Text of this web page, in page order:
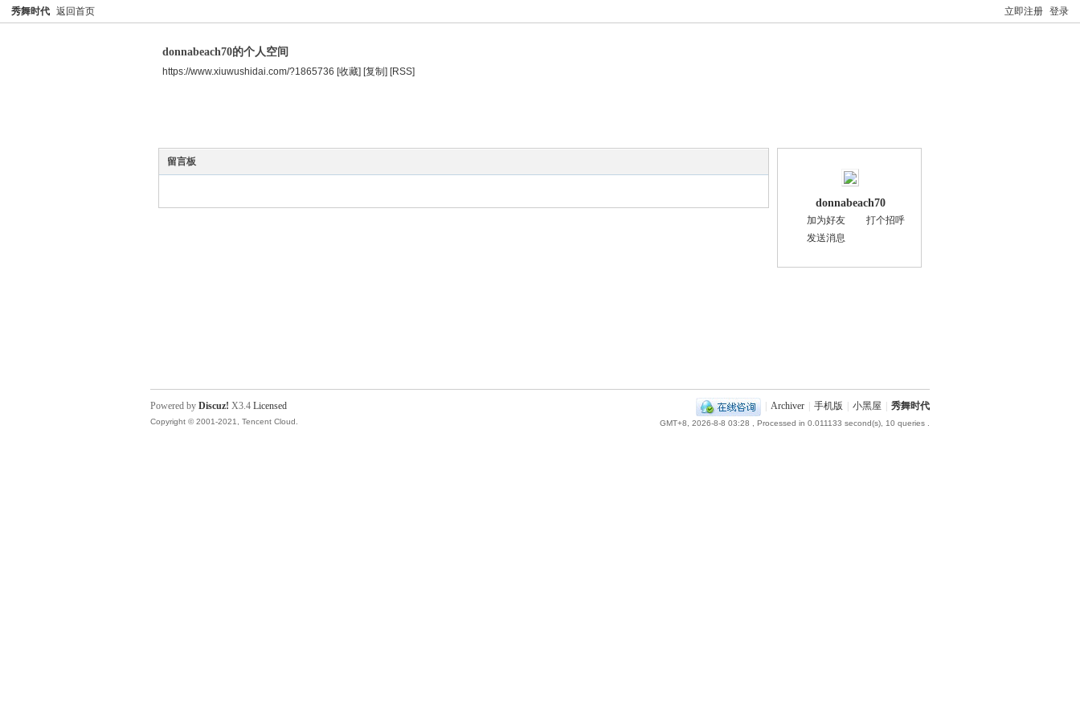
立即注册 登录
秀舞时代 返回首页
donnabeach70的个人空间
https://www.xiuwushidai.com/?1865736 [收藏] [复制] [RSS]
留言板
donnabeach70
加为好友
打个招呼
发送消息
Archiver 手机版 小黑屋 秀舞时代
GMT+8, 2026-8-8 03:28 , Processed in 0.011133 second(s), 10 queries .
Powered by Discuz! X3.4 Licensed
Copyright © 2001-2021, Tencent Cloud.